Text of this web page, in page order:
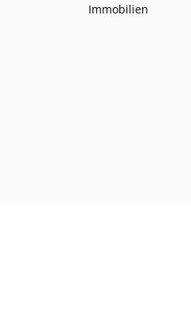
Immobilien